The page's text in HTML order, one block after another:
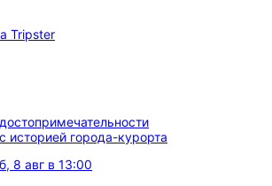
историей города-курорта
8 авг в 13:00